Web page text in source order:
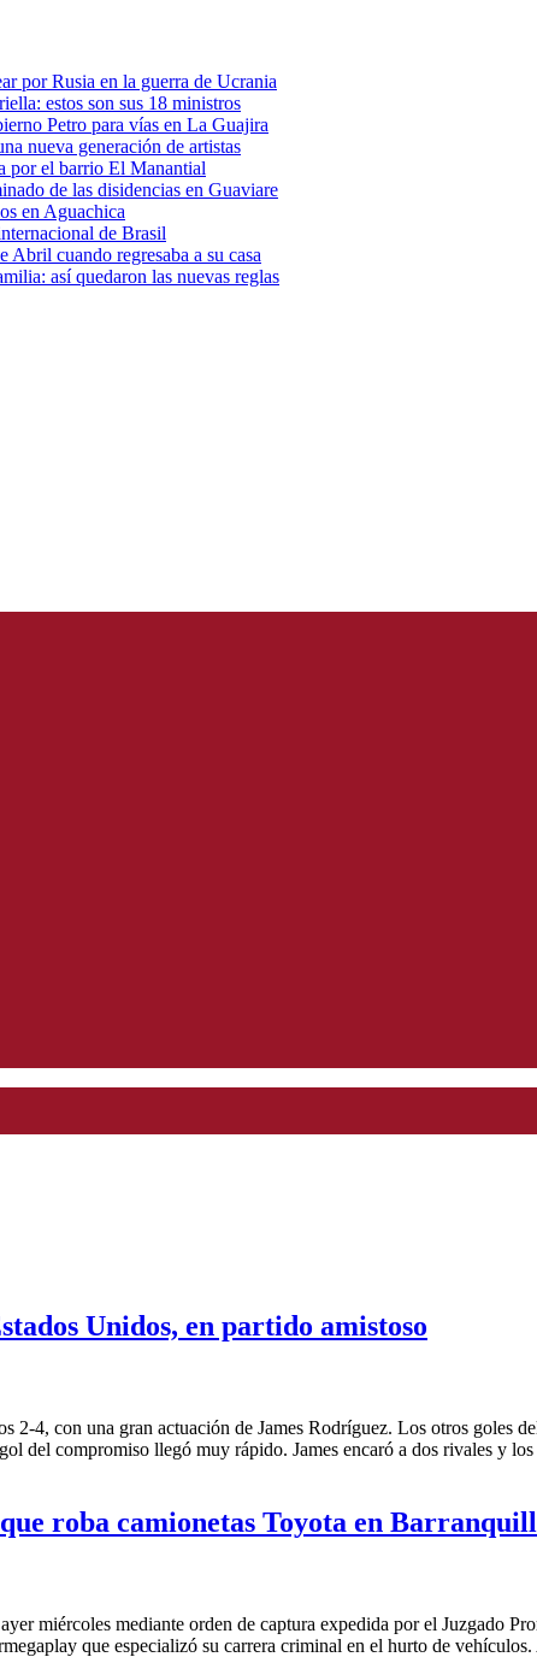
por Rusia en la guerra de Ucrania
estos son sus 18 ministros
Petro para vías en La Guajira
nueva generación de artistas
por el barrio El Manantial
de las disidencias en Guaviare
en Aguachica
de Brasil
cuando regresaba a su casa
así quedaron las nuevas reglas
Unidos, en partido amistoso
2-4, con una gran actuación de James Rodríguez. Los otros
del compromiso llegó muy rápido. James encaró a dos rivales y los
roba camionetas Toyota en
miércoles mediante orden de captura expedida por el Juzgado
que especializó su carrera criminal en el hurto de vehículos.